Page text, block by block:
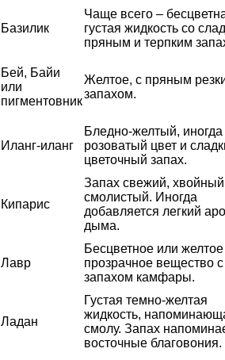
Базилик
Чаще всего –
густая жидкость со
пряным и терпким
Бей, Байи
или
пигментовник
Желтое, с пряным
запахом.
Иланг-иланг
Бледно-желтый, иногда
розоватый цвет и
цветочный запах.
Кипарис
Запах свежий,
смолистый. Иногда
добавляется легкий
дыма.
Лавр
Бесцветное или желтое
прозрачное вещество с
запахом камфары.
Ладан
Густая темно-желтая
жидкость,
смолу. Запах
восточные благовония.